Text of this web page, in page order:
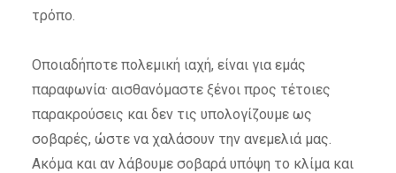
τρόπο.
Οποιαδήποτε πολεμική ιαχή, είναι για εμάς
παραφωνία· αισθανόμαστε ξένοι προς τέτοιες
παρακρούσεις και δεν τις υπολογίζουμε ως
σοβαρές, ώστε να χαλάσουν την ανεμελιά μας.
Ακόμα και αν λάβουμε σοβαρά υπόψη το κλίμα και